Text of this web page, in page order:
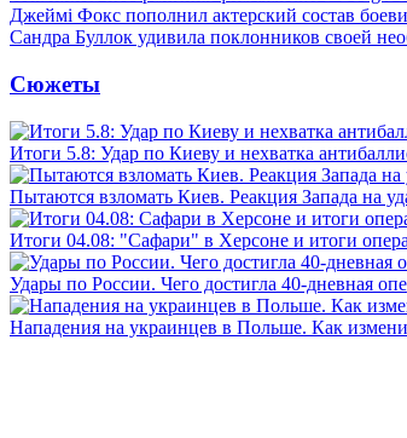
Джеймі Фокс пополнил актерский состав
Сандра Буллок удивила поклонников своей
Сюжеты
Итоги 5.8: Удар по Киеву и нехватка
Пытаются взломать Киев. Реакция Запада на
Итоги 04.08: "Сафари" в Херсоне и итоги
Удары по России. Чего достигла 40-дневная
Нападения на украинцев в Польше. Как